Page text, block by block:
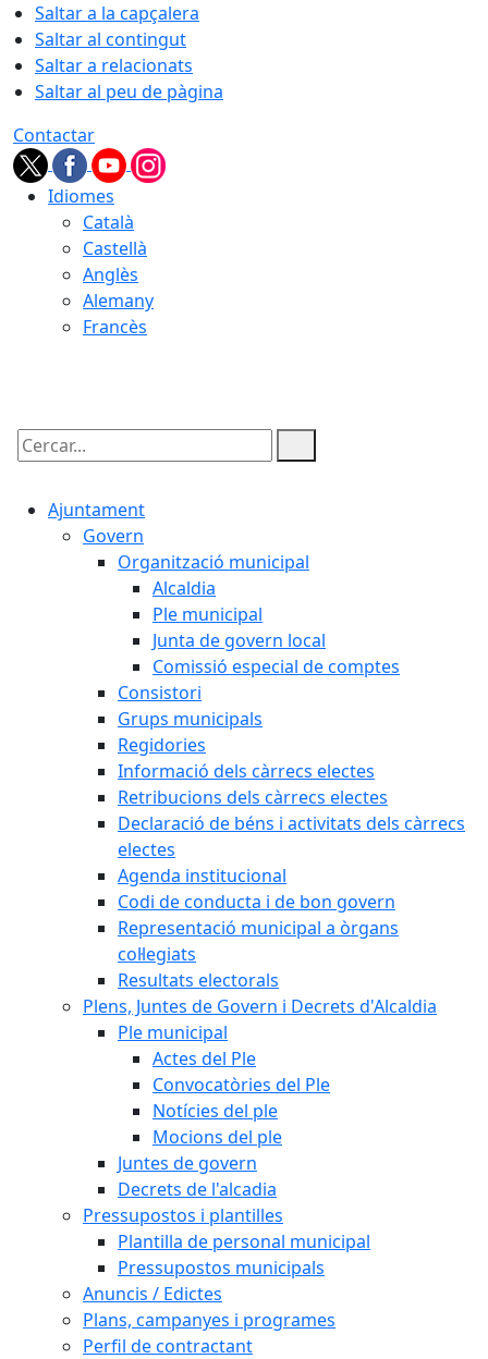
Saltar a la capçalera
Saltar al contingut
Saltar a relacionats
Saltar al peu de pàgina
Contactar
Idiomes
Català
Castellà
Anglès
Alemany
Francès
Cercar:
Ajuntament
Govern
Organització municipal
Alcaldia
Ple municipal
Junta de govern local
Comissió especial de comptes
Consistori
Grups municipals
Regidories
Informació dels càrrecs electes
Retribucions dels càrrecs electes
Declaració de béns i activitats dels càrrecs
electes
Agenda institucional
Codi de conducta i de bon govern
Representació municipal a òrgans
col·legiats
Resultats electorals
Plens, Juntes de Govern i Decrets d'Alcaldia
Ple municipal
Actes del Ple
Convocatòries del Ple
Notícies del ple
Mocions del ple
Juntes de govern
Decrets de l'alcadia
Pressupostos i plantilles
Plantilla de personal municipal
Pressupostos municipals
Anuncis / Edictes
Plans, campanyes i programes
Perfil de contractant